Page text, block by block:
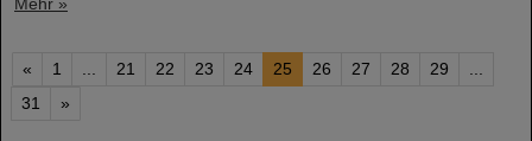
« 1 21 22 23 24 25 26 27 28 29
31
»